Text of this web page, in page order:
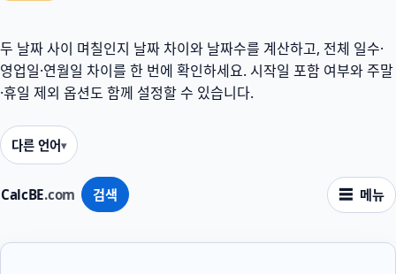
CalcBE.com 검색 메뉴
두 날짜 사이 며칠인지 날짜 차이와 날짜수를 계산하고, 전체 일수·
영업일·연월일 차이를 한 번에 확인하세요. 시작일 포함 여부와 주말
·휴일 제외 옵션도 함께 설정할 수 있습니다.
다른 언어